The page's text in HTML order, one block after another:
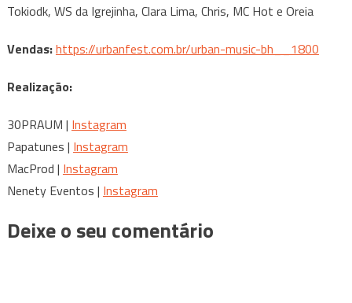
Tokiodk, WS da Igrejinha, Clara Lima, Chris, MC Hot e Oreia
Vendas:https://urbanfest.com.br/urban-music-bh__1800
Realização:
30PRAUM | Instagram
Papatunes | Instagram
MacProd | Instagram
Nenety Eventos | Instagram
Deixe o seu comentário